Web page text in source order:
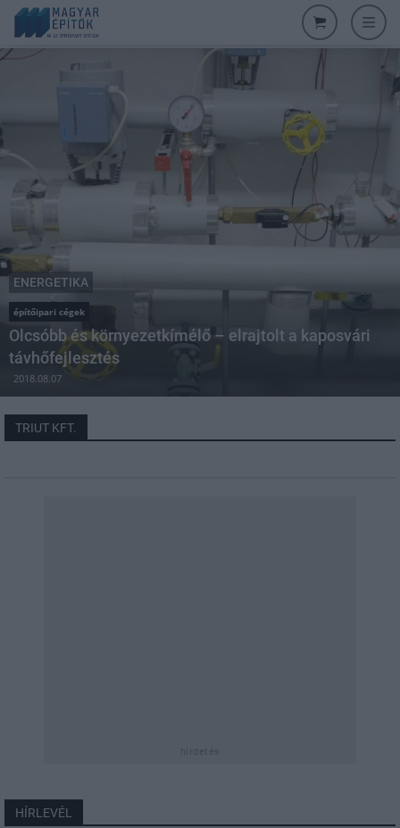
ENERGETIKA
építőipari cégek
Olcsóbb és környezetkímélő – elrajtolt a kaposvári
távhőfejlesztés
2018.08.07
TRIUT KFT.
HÍRLEVÉL